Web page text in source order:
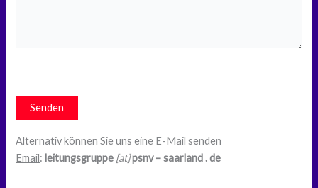
Alternativ können Sie uns eine E-Mail senden
Email: leitungsgruppe [at]psnv – saarland . de